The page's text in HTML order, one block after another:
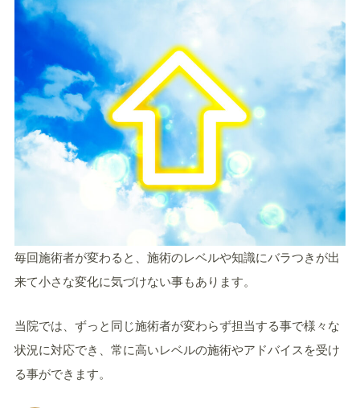
毎回施術者が変わると、施術のレベルや知識にバラつきが出
来て小さな変化に気づけない事もあります。
当院では、ずっと同じ施術者が変わらず担当する事で様々な
状況に対応でき、常に高いレベルの施術やアドバイスを受け
る事ができます。